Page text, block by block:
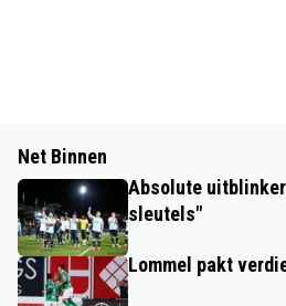
Net Binnen
Absolute
sleutels"
Lommel pakt